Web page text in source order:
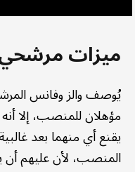
ميزات
يُوصف والز وفانس
مؤهلان للمنصب، إلا
يقنع أي منهما بعد
المنصب، لأن عليهم أن